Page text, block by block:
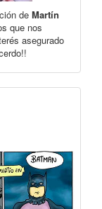
de Martín
que nos
asegurado